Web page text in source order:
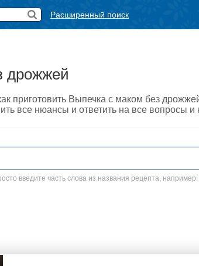
Расширенный поиск
дрожжей
приготовить Выпечка с маком без
все нюансы и ответить на все вопросы и
введите часть слова из названия рецепта, например: